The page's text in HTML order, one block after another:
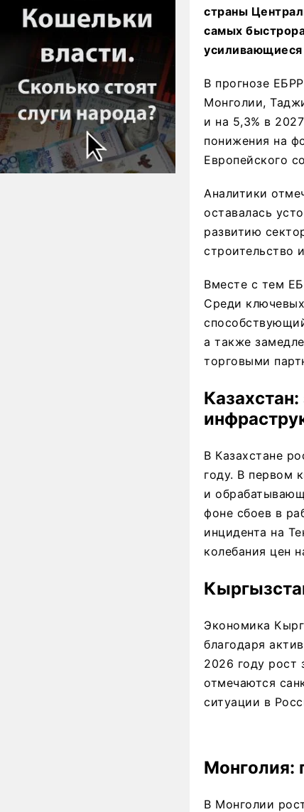
страны
самых
усиливающиеся
В прогнозе
Монголии,
и на 5,3% в
понижения на
Европейского
Аналитики
оставалась
развитию
строительство
Вместе с тем
Среди
а также
торговыми
В Казахстане
году. В первом
и
фоне сбоев в
инцидента на
колебания цен
Экономика
благодаря
2026 году рост
отмечаются
ситуации в
Монголия:
В Монголии